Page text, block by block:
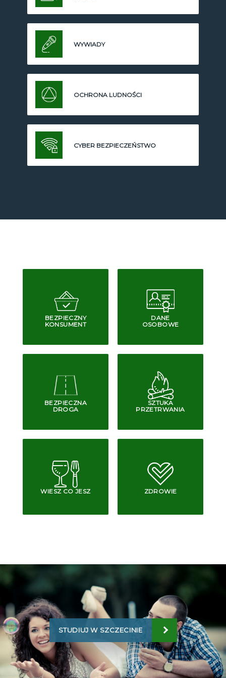
WYWIADY
OCHRONA LUDNOŚCI
CYBER BEZPIECZEŃSTWO
BEZPIECZNY
KONSUMENT
DANE
OSOBOWE
BEZPIECZNA
DROGA
SZTUKA
PRZETRWANIA
WIESZ CO JESZ ZDROWIE
STUDIUJ W SZCZECINIE